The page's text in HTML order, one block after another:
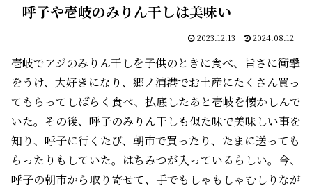
呼子や壱岐のみりん干しは美味い
2023.12.13 2024.08.12
壱岐でアジのみりん干しを子供のときに食べ、旨さに衝撃
をうけ、大好きになり、郷ノ浦港でお土産にたくさん買っ
てもらってしばらく食べ、払底したあと壱岐を懐かしんで
いた。その後、呼子のみりん干しも似た味で美味しい事を
知り、呼子に行くたび、朝市で買ったり、たまに送っても
らったりもしていた。はちみつが入っているらしい。今、
呼子の朝市から取り寄せて、手でもしゃもしゃむしりなが